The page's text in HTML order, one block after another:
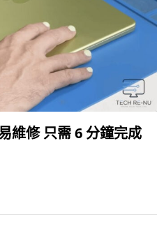
維修 只需 6 分鐘完成